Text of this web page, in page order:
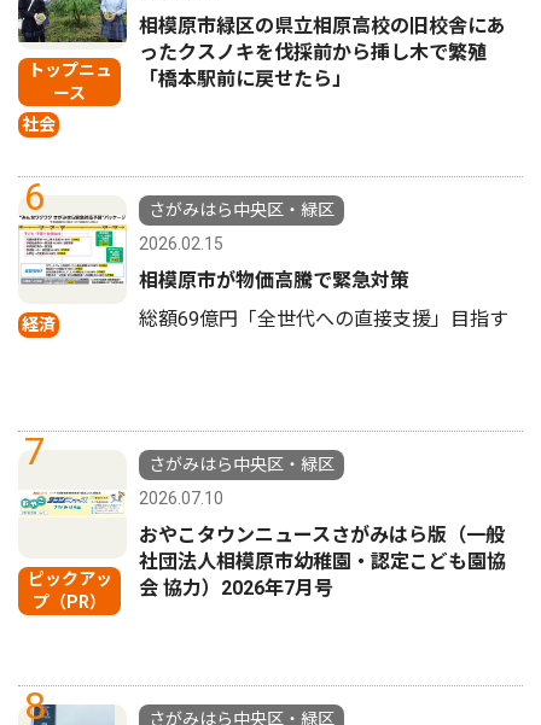
トップニュ
ース
社会
相模原市緑区の県立相原高校の旧校舎にあ
ったクスノキを伐採前から挿し木で繁殖
「橋本駅前に戻せたら」
6
経済
さがみはら中央区・緑区
2026.02.15
相模原市が物価高騰で緊急対策
総額69億円「全世代への直接支援」目指す
7
ピックアッ
プ（PR）
さがみはら中央区・緑区
2026.07.10
おやこタウンニュースさがみはら版（一般
社団法人相模原市幼稚園・認定こども園協
会 協力）2026年7月号
8 さがみはら中央区・緑区